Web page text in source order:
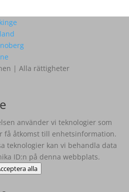
| Alla rättigheter
använder vi teknologier som
få åtkomst till enhetsinformation.
teknologier kan vi behandla data
ID:n på denna webbplats.
alla